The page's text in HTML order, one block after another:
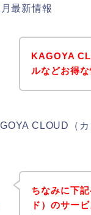
最新情報
KAGOYA
ルなどお得
CLOUD（
ちなみに下
ド）のサー